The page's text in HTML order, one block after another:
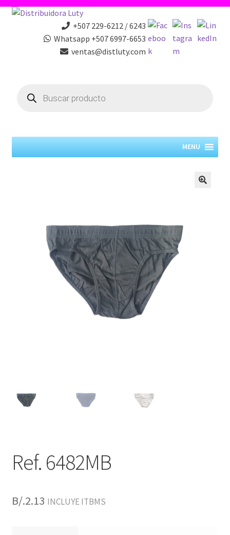
+507 229-6212 / 6243
Whatsapp +507 6997-6653
ventas@distluty.com
search
MENU
Ref. 6482MB
B/.2.13 INCLUYE ITBMS